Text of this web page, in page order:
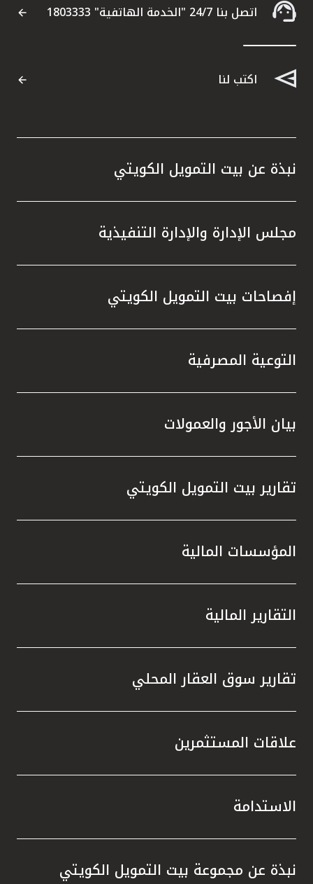
اتصل بنا 24/7 "الخدمة الهاتفية" 1803333
اكتب لنا
نبذة عن بيت التمويل الكويتي
مجلس الإدارة والإدارة التنفيذية
إفصاحات بيت التمويل الكويتي
التوعية المصرفية
بيان الأجور والعمولات
تقارير بيت التمويل الكويتي
المؤسسات المالية
التقارير المالية
تقارير سوق العقار المحلي
علاقات المستثمرين
الاستدامة
نبذة عن مجموعة بيت التمويل الكويتي